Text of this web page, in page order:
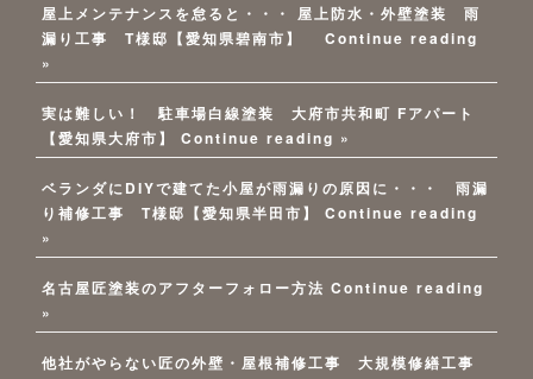
屋上メンテナンスを怠ると・・・ 屋上防水・外壁塗装 雨
漏り工事 T様邸【愛知県碧南市】
Continue reading
»
実は難しい！ 駐車場白線塗装 大府市共和町 Fアパート
【愛知県大府市】
Continue reading »
ベランダにDIYで建てた小屋が雨漏りの原因に・・・ 雨漏
り補修工事 T様邸【愛知県半田市】
Continue reading
»
名古屋匠塗装のアフターフォロー方法 Continue reading
»
他社がやらない匠の外壁・屋根補修工事 大規模修繕工事